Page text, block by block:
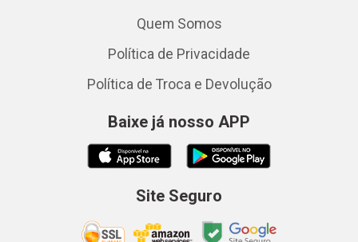
Quem Somos
Política de Privacidade
Política de Troca e Devolução
Baixe já nosso APP
Site Seguro